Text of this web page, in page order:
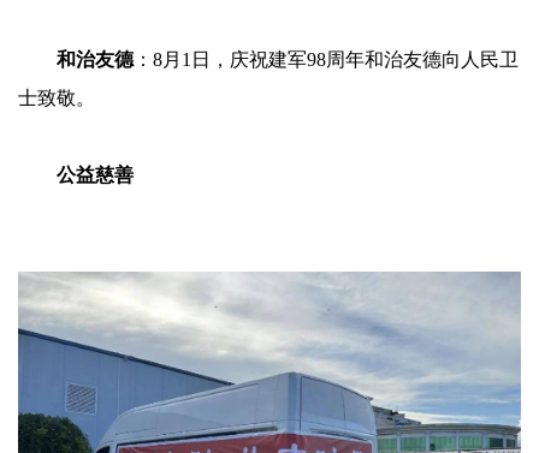
和治友德 ：8月1日，庆祝建军98周年和治友德向人民卫
士致敬。
公益慈善